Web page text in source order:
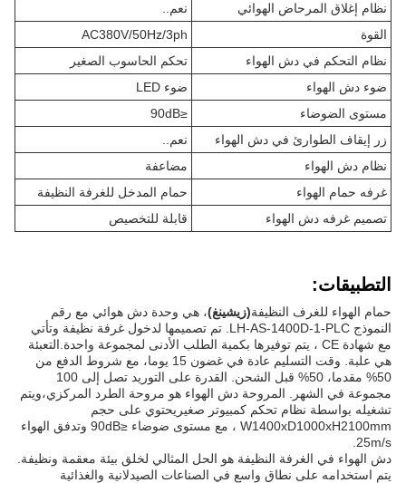
نظام إغلاق المرحاض الهوائي
نعم..
القوة
AC380V/50Hz/3ph
نظام التحكم في دش الهواء
تحكم الحاسوب الصغير
ضوء دش الهواء
ضوء LED
مستوى الضوضاء
≤90dB
زر إيقاف الطوارئ في دش الهواء
نعم..
نظام دش الهواء
مضاعفة
غرفه حمام الهواء
حمام المدخل للغرفة النظيفة
تصميم غرفه دش الهواء
قابلة للتخصيص
التطبيقات:
حمام الهواء للغرف النظيفة(زيشينغ)، هي وحدة دش هوائي مع رقم
النموذج LH-AS-1400D-1-PLC. تم تصميمها لدخول غرفة نظيفة وتأتي
مع شهادة CE ، يتم توفيرها بكمية الطلب الأدنى لمجموعة واحدة.التعبئة
هي علبة. وقت التسليم عادة في غضون 15 يوما، مع شروط الدفع من
50% مقدما، 50% قبل الشحن. القدرة على التوريد تصل إلى 100
مجموعة في الشهر. المروحة دش الهواء هو مروحة الطرد المركزي،ويتم
تشغيله بواسطة نظام تحكم كمبيوتر صغيريحتوي على حجم
W1400xD1000xH2100mm ، مع مستوى ضوضاء ≤90dB وتدفق الهواء
25m/s.
دش الهواء في الغرفة النظيفة هو الحل المثالي لخلق بيئة معقمة ونظيفة.
يتم استخدامه على نطاق واسع في الصناعات الصيدلانية والغذائية